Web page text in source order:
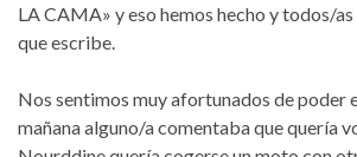
LA CAMA» y eso hemos hecho y todos/
que escribe.
Nos sentimos muy afortunados de poder
mañana alguno/a comentaba que quería